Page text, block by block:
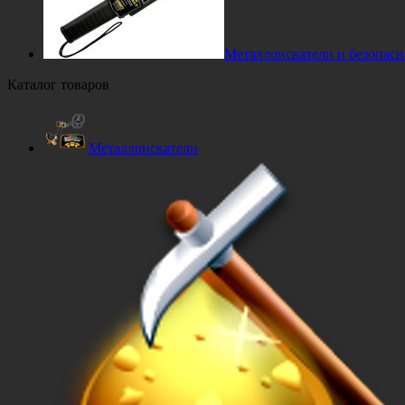
Металлоискатели и
Каталог товаров
Металлоискатели